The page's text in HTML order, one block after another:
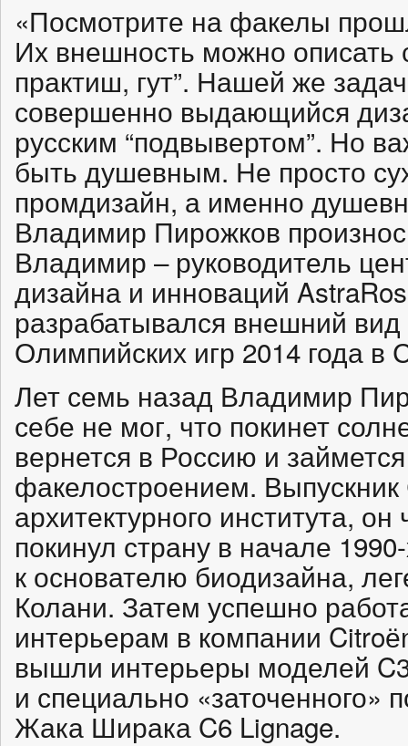
«Посмотрите на факелы
Их внешность можно описать
практиш, гут”. Нашей же
совершенно выдающийся
русским “подвывертом”. Но
быть душевным. Не просто
промдизайн, а именно
Владимир Пирожков
Владимир – руководитель
дизайна и инноваций
разрабатывался внешний
Олимпийских игр 2014 года в
Лет семь назад Владимир
себе не мог, что покинет
вернется в Россию и
факелостроением. Выпускник
архитектурного института,
покинул страну в начале
к основателю биодизайна,
Колани. Затем успешно
интерьерам в компании
вышли интерьеры моделей
и специально «заточенного»
Жака Ширака C6 Lignage.